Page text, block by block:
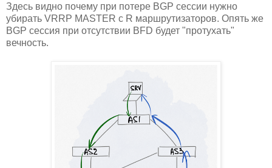
Здесь видно почему при потере BGP сессии нужно
убирать VRRP MASTER с R маршрутизаторов. Опять же
BGP сессия при отсутствии BFD будет "протухать"
вечность.